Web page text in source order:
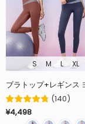
S M L XL
(140)
¥4,498